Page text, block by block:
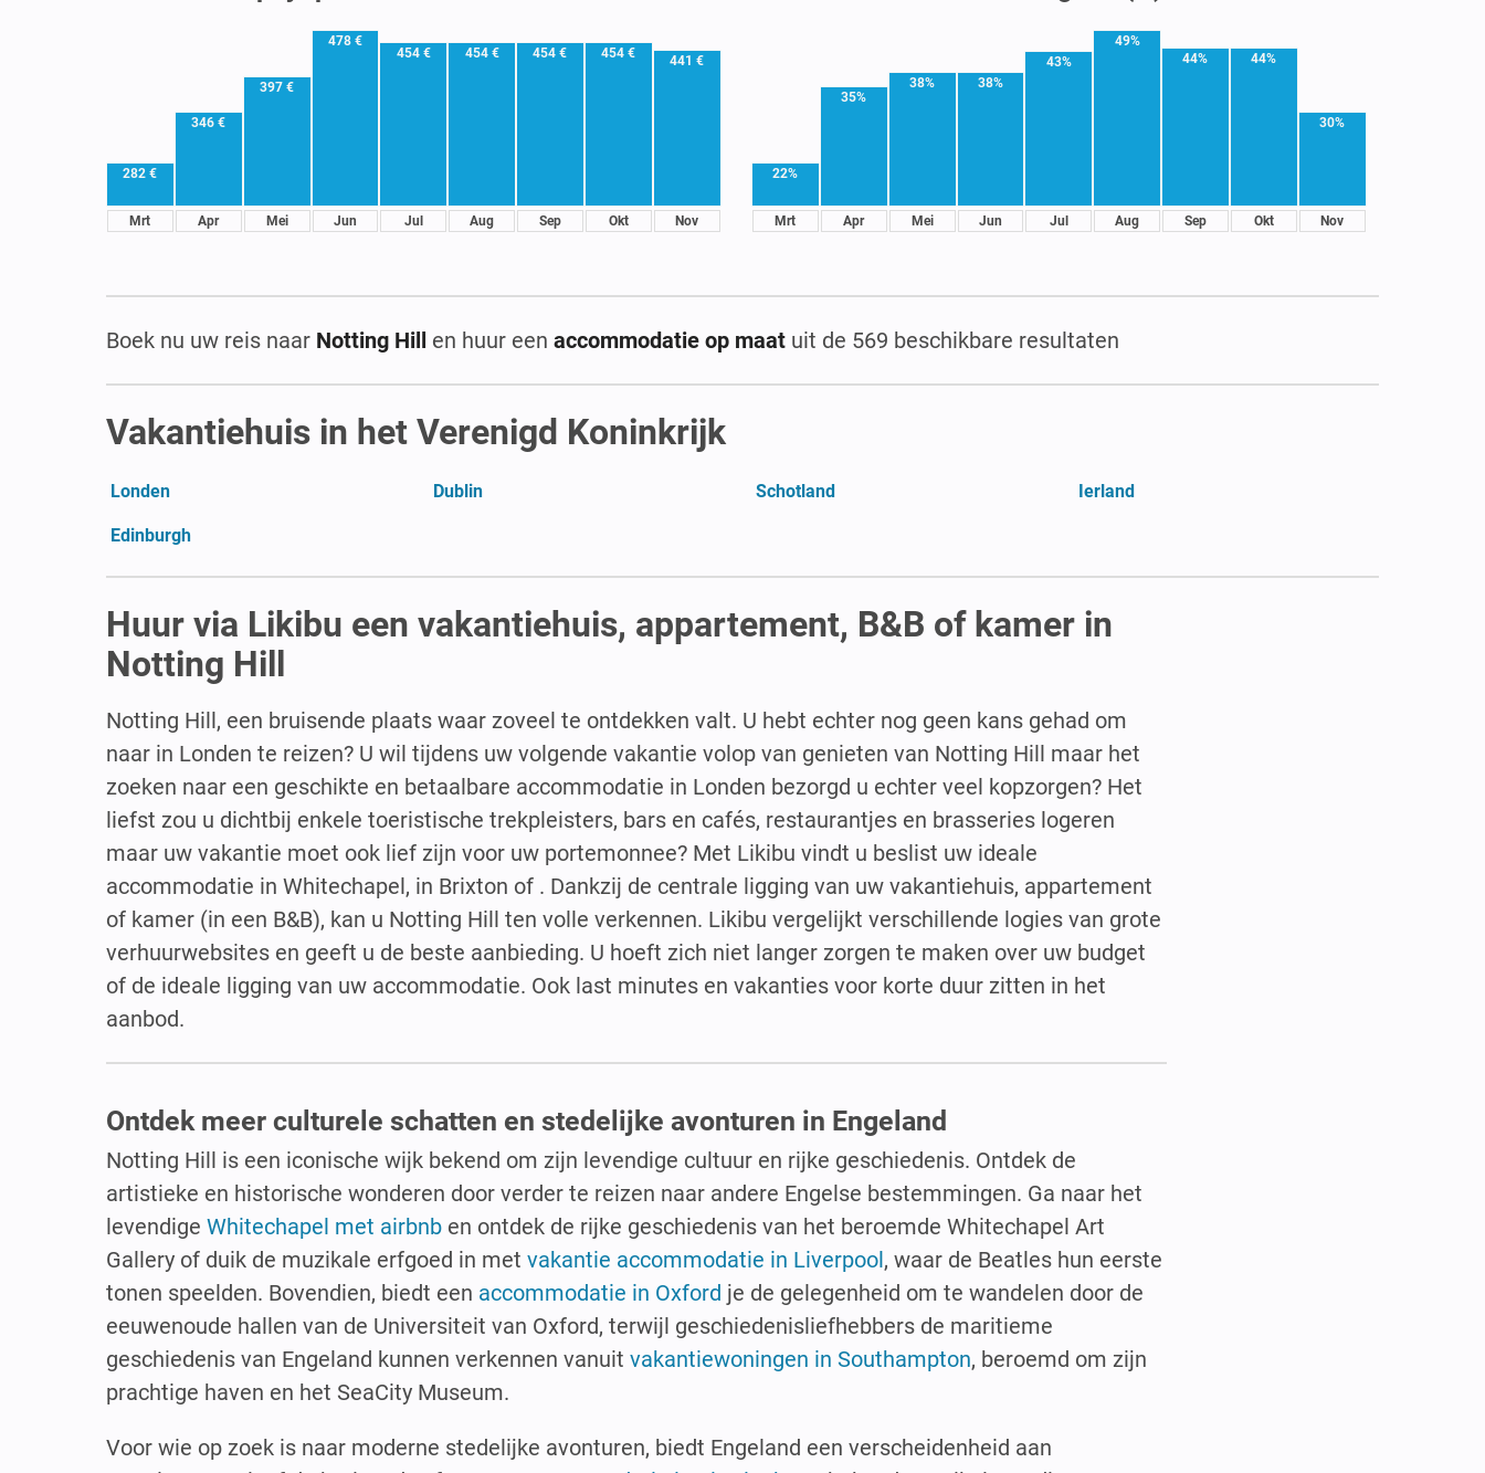
282 €
Mrt
346 €
Apr
397 €
Mei
478 €
Jun
454 €
Jul
454 €
Aug
454 €
Sep
454 €
Okt
441 €
Nov
22%
Mrt
35%
Apr
38%
Mei
38%
Jun
43%
Jul
49%
Aug
44%
Sep
44%
Okt
30%
Nov
Boek nu uw reis naar Notting Hill en huur een accommodatie op maat uit de 569 beschikbare resultaten
Vakantiehuis in het Verenigd Koninkrijk
Londen Dublin Schotland Ierland
Edinburgh
Huur via Likibu een vakantiehuis, appartement, B&B of kamer in
Notting Hill
Notting Hill, een bruisende plaats waar zoveel te ontdekken valt. U hebt echter nog geen kans gehad om
naar in Londen te reizen? U wil tijdens uw volgende vakantie volop van genieten van Notting Hill maar het
zoeken naar een geschikte en betaalbare accommodatie in Londen bezorgd u echter veel kopzorgen? Het
liefst zou u dichtbij enkele toeristische trekpleisters, bars en cafés, restaurantjes en brasseries logeren
maar uw vakantie moet ook lief zijn voor uw portemonnee? Met Likibu vindt u beslist uw ideale
accommodatie in Whitechapel, in Brixton of . Dankzij de centrale ligging van uw vakantiehuis, appartement
of kamer (in een B&B), kan u Notting Hill ten volle verkennen. Likibu vergelijkt verschillende logies van grote
verhuurwebsites en geeft u de beste aanbieding. U hoeft zich niet langer zorgen te maken over uw budget
of de ideale ligging van uw accommodatie. Ook last minutes en vakanties voor korte duur zitten in het
aanbod.
Ontdek meer culturele schatten en stedelijke avonturen in Engeland
Notting Hill is een iconische wijk bekend om zijn levendige cultuur en rijke geschiedenis. Ontdek de
artistieke en historische wonderen door verder te reizen naar andere Engelse bestemmingen. Ga naar het
levendige Whitechapel met airbnb en ontdek de rijke geschiedenis van het beroemde Whitechapel Art
Gallery of duik de muzikale erfgoed in met vakantie accommodatie in Liverpool, waar de Beatles hun eerste
tonen speelden. Bovendien, biedt een accommodatie in Oxford je de gelegenheid om te wandelen door de
eeuwenoude hallen van de Universiteit van Oxford, terwijl geschiedenisliefhebbers de maritieme
geschiedenis van Engeland kunnen verkennen vanuit vakantiewoningen in Southampton, beroemd om zijn
prachtige haven en het SeaCity Museum.
Voor wie op zoek is naar moderne stedelijke avonturen, biedt Engeland een verscheidenheid aan